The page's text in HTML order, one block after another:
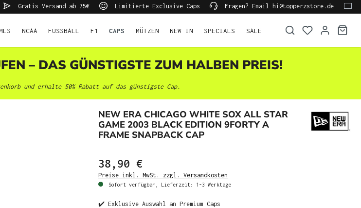
Gratis Versand ab 75€ Limitierte Exclusive Caps Fragen? Email hi@topperzstore.de
NCAA FUSSBALL F1 CAPS MÜTZEN NEW IN SPECIALS SALE
– DAS GÜNSTIGSTE ZUM HALBEN PREIS!
und erhalte 50% Rabatt auf das günstigste Cap.
NEW ERA CHICAGO WHITE SOX ALL STAR
GAME 2003 BLACK EDITION 9FORTY A
FRAME SNAPBACK CAP
38,90 €
Preise inkl. MwSt. zzgl. Versandkosten
Sofort verfügbar, Lieferzeit: 1-3 Werktage
✔️ Exklusive Auswahl an Premium Caps